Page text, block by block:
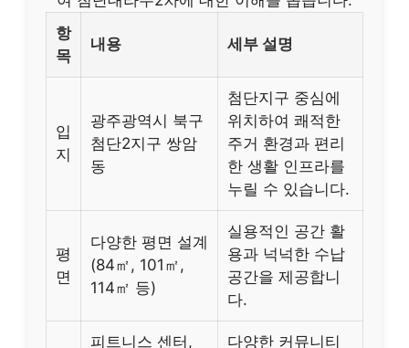
항
목
내용 세부 설명
입
지
광주광역시 북구
첨단2지구 쌍암
동
첨단지구 중심에
위치하여 쾌적한
주거 환경과 편리
한 생활 인프라를
누릴 수 있습니다.
평
면
다양한 평면 설계
(84㎡, 101㎡,
114㎡ 등)
실용적인 공간 활
용과 넉넉한 수납
공간을 제공합니
다.
피트니스 센터,
다양한 커뮤니티